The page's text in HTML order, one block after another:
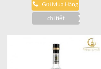
Gọi Mua Hàng
chi tiết